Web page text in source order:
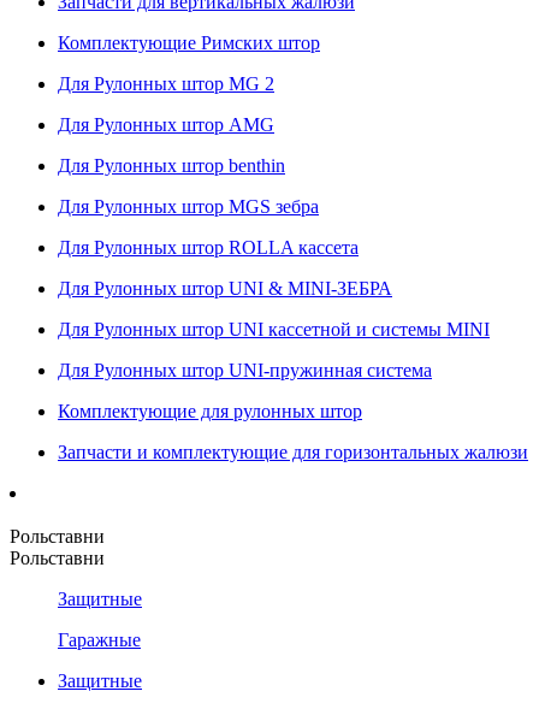
Комплектующие Римских штор
Для Рулонных штор MG 2
Для Рулонных штор AMG
Для Рулонных штор benthin
Для Рулонных штор MGS зебра
Для Рулонных штор ROLLA кассета
Для Рулонных штор UNI & MINI-ЗЕБРА
Для Рулонных штор UNI кассетной и системы MINI
Для Рулонных штор UNI-пружинная система
Комплектующие для рулонных штор
Запчасти и комплектующие для горизонтальных жалюзи
Рольставни
Рольставни
Защитные
Гаражные
Защитные